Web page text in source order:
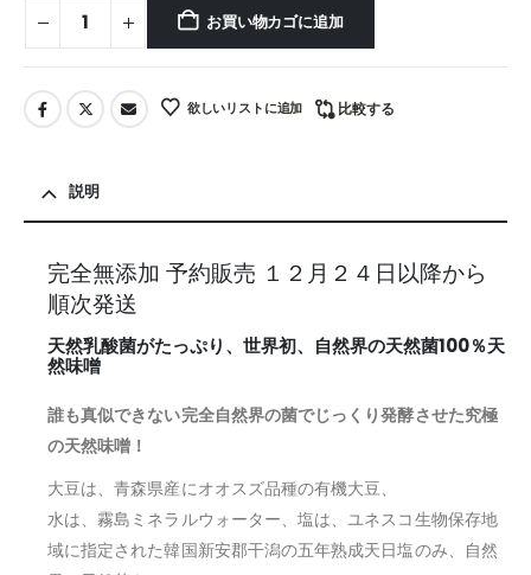
お買い物カゴに追加
欲しいリストに追加 比較する
説明
完全無添加 予約販売 １２月２４日以降から
順次発送
天然乳酸菌がたっぷり、世界初、自然界の天然菌100％天
然味噌
誰も真似できない完全自然界の菌でじっくり発酵させた究極
の天然味噌！
大豆は、青森県産にオオスズ品種の有機大豆、
水は、霧島ミネラルウォーター、塩は、ユネスコ生物保存地
域に指定された韓国新安郡干潟の五年熟成天日塩のみ、自然